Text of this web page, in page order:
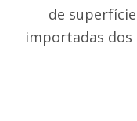
de
importadas dos